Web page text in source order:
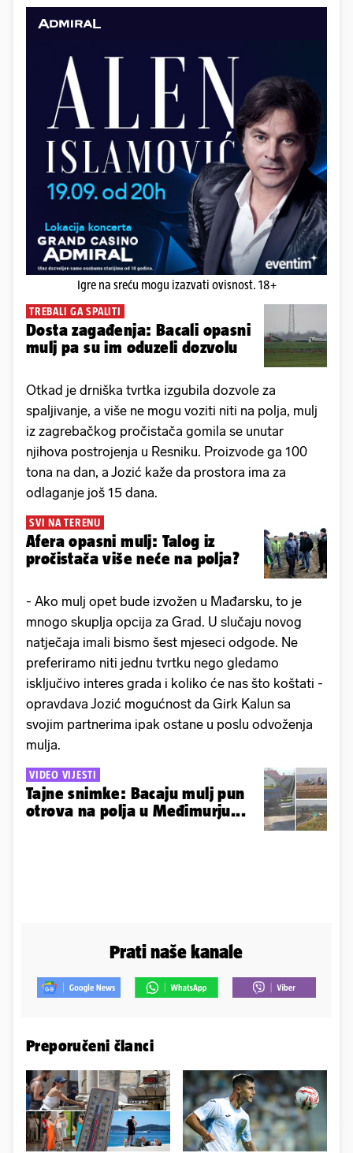
Igre na sreću mogu izazvati ovisnost. 18+
TREBALI GA SPALITI
Dosta zagađenja: Bacali opasni
mulj pa su im oduzeli dozvolu
Otkad je drniška tvrtka izgubila dozvole za
spaljivanje, a više ne mogu voziti niti na polja, mulj
iz zagrebačkog pročistača gomila se unutar
njihova postrojenja u Resniku. Proizvode ga 100
tona na dan, a Jozić kaže da prostora ima za
odlaganje još 15 dana.
SVI NA TERENU
Afera opasni mulj: Talog iz
pročistača više neće na polja?
- Ako mulj opet bude izvožen u Mađarsku, to je
mnogo skuplja opcija za Grad. U slučaju novog
natječaja imali bismo šest mjeseci odgode. Ne
preferiramo niti jednu tvrtku nego gledamo
isključivo interes grada i koliko će nas što koštati -
opravdava Jozić mogućnost da Girk Kalun sa
svojim partnerima ipak ostane u poslu odvoženja
mulja.
VIDEO VIJESTI
Tajne snimke: Bacaju mulj pun
otrova na polja u Međimurju...
Prati naše kanale
Preporučeni članci